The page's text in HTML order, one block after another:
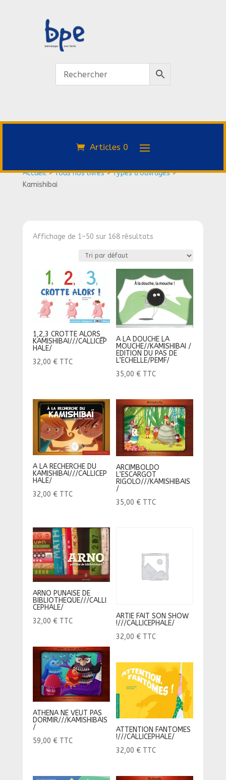
Articles 0
Accueil>Tous nos livres>Types d'ouvrages>
Kamishibai
Affichage de 1–50 sur 168 résultats
1,2,3 CROTTE ALORS_
KAMISHIBAI///CALLICEP
HALE/
32,00 € TTC
A LA DOUCHE LA
MOUCHE//KAMISHIBAI /
EDITION DU PAS DE
L’ECHELLE/PEMF/
35,00 € TTC
A LA RECHERCHE DU
KAMISHIBAI///CALLICEP
HALE/
32,00 € TTC
ARCIMBOLDO
L’ESCARGOT
RIGOLO///KAMISHIBAIS
/
35,00 € TTC
ARNO PUNAISE DE
BIBLIOTHEQUE///CALLI
CEPHALE/
32,00 € TTC
ARTIE FAIT SON SHOW
!///CALLICEPHALE/
32,00 € TTC
ATHENA NE VEUT PAS
DORMIR///KAMISHIBAIS
/
59,00 € TTC
ATTENTION FANTOMES
!///CALLICEPHALE/
32,00 € TTC